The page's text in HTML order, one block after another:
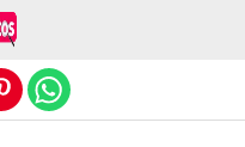
móvil